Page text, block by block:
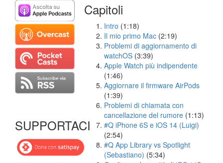
SUPPORTACI
Capitoli
Intro (1:18)
Il mio primo Mac (2:19)
Problemi di aggiornamento di
watchOS (3:39)
Apple Watch più indipendente
(1:46)
Aggiornare il firmware AirPods
(1:39)
Problemi di chiamata con
cancellazione del rumore (1:13)
#Q iPhone 6S e iOS 14 (Luigi)
(2:54)
#Q App Library vs Spotlight
(Sebastiano) (5:34)